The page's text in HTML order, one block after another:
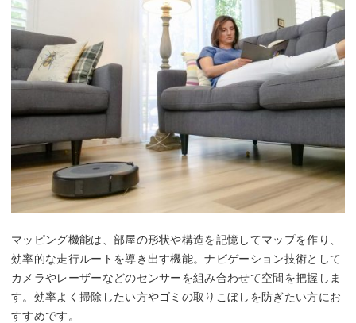
マッピング機能は、部屋の形状や構造を記憶してマップを作り、
効率的な走行ルートを導き出す機能。ナビゲーション技術として
カメラやレーザーなどのセンサーを組み合わせて空間を把握しま
す。効率よく掃除したい方やゴミの取りこぼしを防ぎたい方にお
すすめです。